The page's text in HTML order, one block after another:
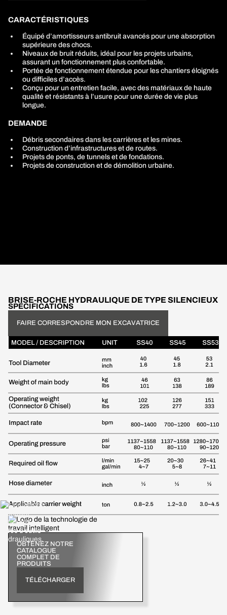
CARACTÉRISTIQUES
Équipé d’amortisseurs antibruit avancés pour une absorption
supérieure des chocs.
Niveaux de bruit réduits, idéal pour les projets urbains,
assurant un fonctionnement plus confortable.
Portée de fonctionnement étendue pour les chantiers éloignés
ou difficiles d’accès.
Conçu pour un entretien facile, avec des matériaux de haute
qualité et résistants à l’usure pour une durée de vie plus
longue.
DEMANDE
Débris secondaires dans les carrières et les mines.
Construction d’infrastructures et de routes.
Projets de ponts, de tunnels et de fondations.
Projets de construction et de démolition urbaine.
BRISE-ROCHE HYDRAULIQUE DE TYPE SILENCIEUX
SPÉCIFICATIONS
FAIRE CORRESPONDRE MON EXCAVATRICE
OBTENEZ NOTRE
CATALOGUE
COMPLET DE
PRODUITS
TÉLÉCHARGER